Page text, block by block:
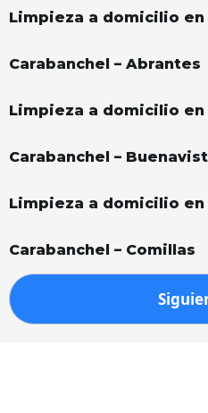
Limpieza a domicilio en
Carabanchel – Abrantes
Limpieza a domicilio en
Carabanchel –
Limpieza a domicilio en
Carabanchel – Comillas